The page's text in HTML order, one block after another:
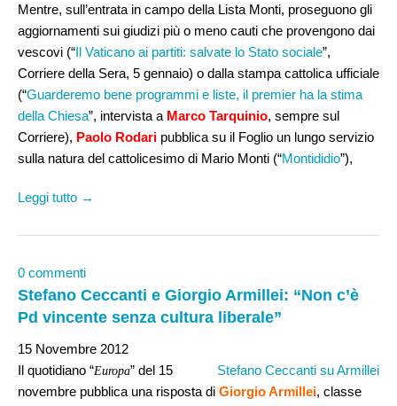
Mentre, sull’entrata in campo della Lista Monti, proseguono gli
aggiornamenti sui giudizi più o meno cauti che provengono dai
vescovi (“Il Vaticano ai partiti: salvate lo Stato sociale”,
Corriere della Sera, 5 gennaio) o dalla stampa cattolica ufficiale
(“Guarderemo bene programmi e liste, il premier ha la stima
della Chiesa”, intervista a Marco Tarquinio, sempre sul
Corriere), Paolo Rodari pubblica su il Foglio un lungo servizio
sulla natura del cattolicesimo di Mario Monti (“Montididio”),
Leggi tutto →
0 commenti
Stefano Ceccanti e Giorgio Armillei: “Non c’è
Pd vincente senza cultura liberale”
15 Novembre 2012
Stefano Ceccanti su Armillei
Il quotidiano “Europa” del 15
novembre pubblica una risposta di Giorgio Armillei, classe